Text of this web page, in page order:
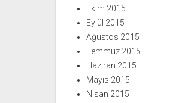
Ekim 2015
Eylül 2015
Ağustos 2015
Temmuz 2015
Haziran 2015
Mayıs 2015
Nisan 2015